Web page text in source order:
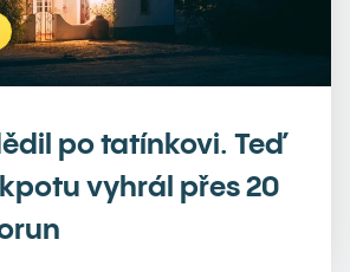
po tatínkovi. Teď
vyhrál přes 20